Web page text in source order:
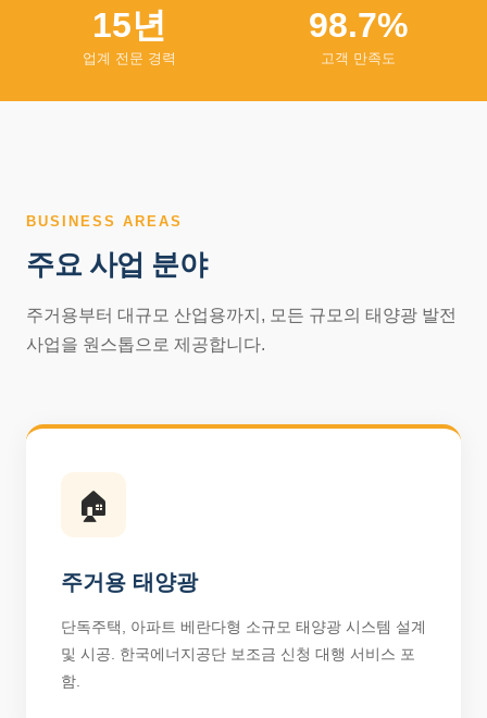
15년
업계 전문 경력
98.7%
고객 만족도
BUSINESS AREAS
주요 사업 분야
주거용부터 대규모 산업용까지, 모든 규모의 태양광 발전
사업을 원스톱으로 제공합니다.
🏠
주거용 태양광
단독주택, 아파트 베란다형 소규모 태양광 시스템 설계
및 시공. 한국에너지공단 보조금 신청 대행 서비스 포
함.